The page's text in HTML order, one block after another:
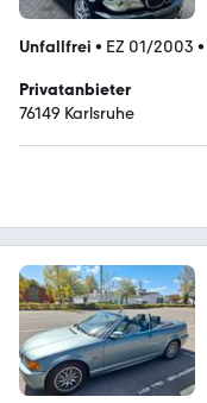
Unfallfrei • EZ 01/2003 •
Privatanbieter
76149 Karlsruhe